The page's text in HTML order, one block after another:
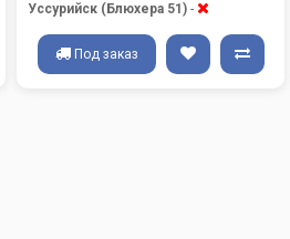
Уссурийск (Блюхера 51) -
Под заказ